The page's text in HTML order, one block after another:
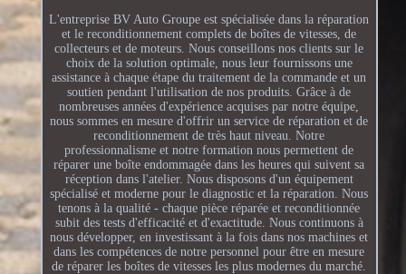
L'entreprise BV Auto Groupe est spécialisée dans la réparation
et le reconditionnement complets de boîtes de vitesses, de
collecteurs et de moteurs. Nous conseillons nos clients sur le
choix de la solution optimale, nous leur fournissons une
assistance à chaque étape du traitement de la commande et un
soutien pendant l'utilisation de nos produits. Grâce à de
nombreuses années d'expérience acquises par notre équipe,
nous sommes en mesure d'offrir un service de réparation et de
reconditionnement de très haut niveau. Notre
professionnalisme et notre formation nous permettent de
réparer une boîte endommagée dans les heures qui suivent sa
réception dans l'atelier. Nous disposons d'un équipement
spécialisé et moderne pour le diagnostic et la réparation. Nous
tenons à la qualité - chaque pièce réparée et reconditionnée
subit des tests d'efficacité et d'exactitude. Nous continuons à
nous développer, en investissant à la fois dans nos machines et
dans les compétences de notre personnel pour être en mesure
de réparer les boîtes de vitesses les plus modernes du marché.